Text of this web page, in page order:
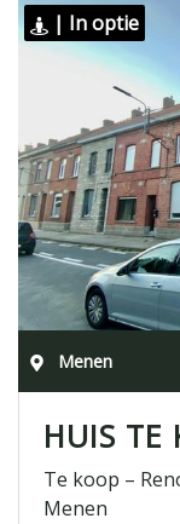
| In optie
Menen
HUIS TE
Te koop –
Menen